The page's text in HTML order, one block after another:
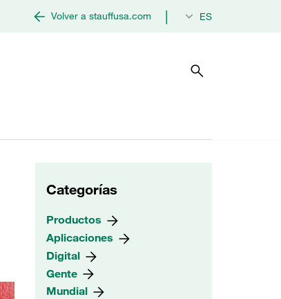
Volver a stauffusa.com ES
Categorías
Productos
Aplicaciones
Digital
Gente
Mundial